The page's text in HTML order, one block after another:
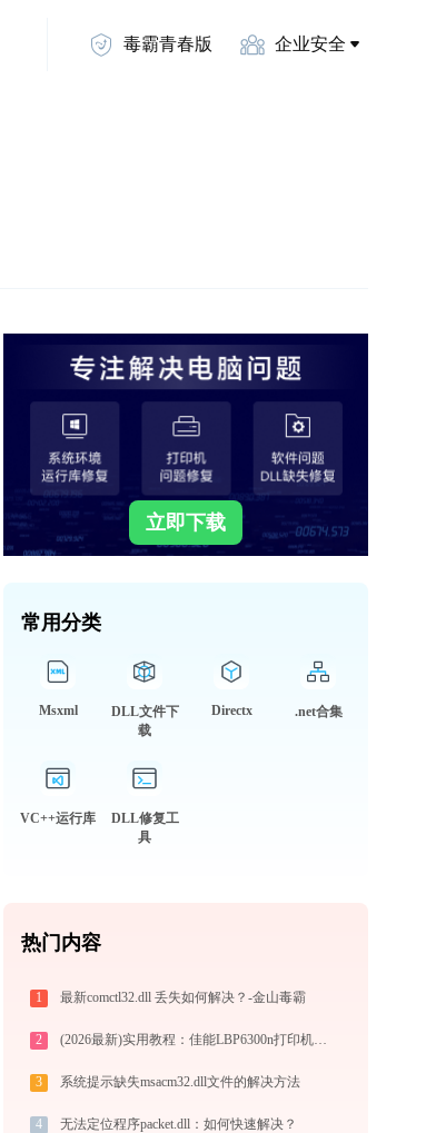
毒霸青春版 企业安全
立即下载
常用分类
Msxml
DLL文件下
载
Directx .net合集
VC++运行库
DLL修复工
具
热门内容
1 最新comctl32.dll 丢失如何解决？-金山毒霸
2 (2026最新)实用教程：佳能LBP6300n打印机驱动的下载与安装技巧
3 系统提示缺失msacm32.dll文件的解决方法
4 无法定位程序packet.dll：如何快速解决？